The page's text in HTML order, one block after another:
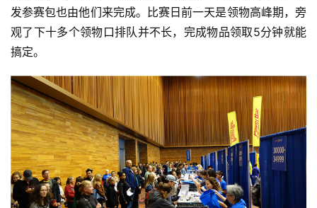
发参赛包也由他们来完成。比赛日前一天是领物高峰期，旁
观了下十多个领物口排队并不长，完成物品领取5分钟就能
搞定。